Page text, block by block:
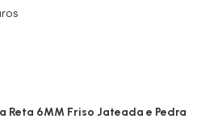
Reta 6MM Friso Jateada e Pedra